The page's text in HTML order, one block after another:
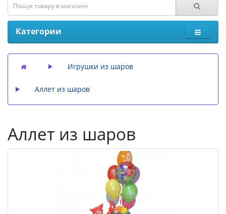
Категории
Игрушки из шаров
Аллет из шаров
Аллет из шаров